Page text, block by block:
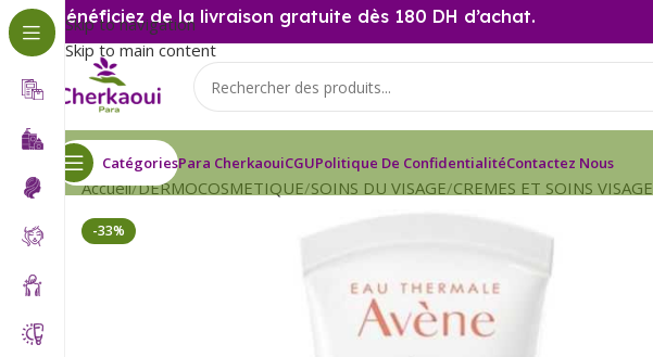
Skip to navigation
Skip to main content
Bénéficiez de la livraison gratuite dès 180 DH d’achat.
CatégoriesPara CherkaouiCGUPolitique De ConfidentialitéContactez Nous
Accueil DERMOCOSMETIQUE SOINS DU VISAGE CREMES ET SOINS VISAGE
-33%